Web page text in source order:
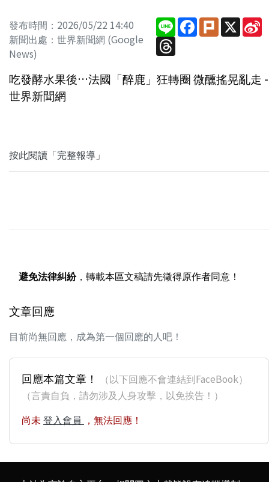
發布時間：2026/05/22 14:40
新聞出處：世界新聞網 (Google
News)
LineFacebook
PlurkX
Threads
吃發酵水果後…法國「醉鹿」狂轉圈 微醺搖晃亂走 -
世界新聞網
按此閱讀「完整報導」
避免法律糾紛，轉載本區文稿請先徵得原作者同意！
文章回應
目前尚無回應，成為第一個回應的人吧！
回應本篇文章！
（以下回應不會連結到FaceBook）
（言責自負，請勿涉及人身攻擊，以免挨告！）
尚未 登入會員 ，無法回應！